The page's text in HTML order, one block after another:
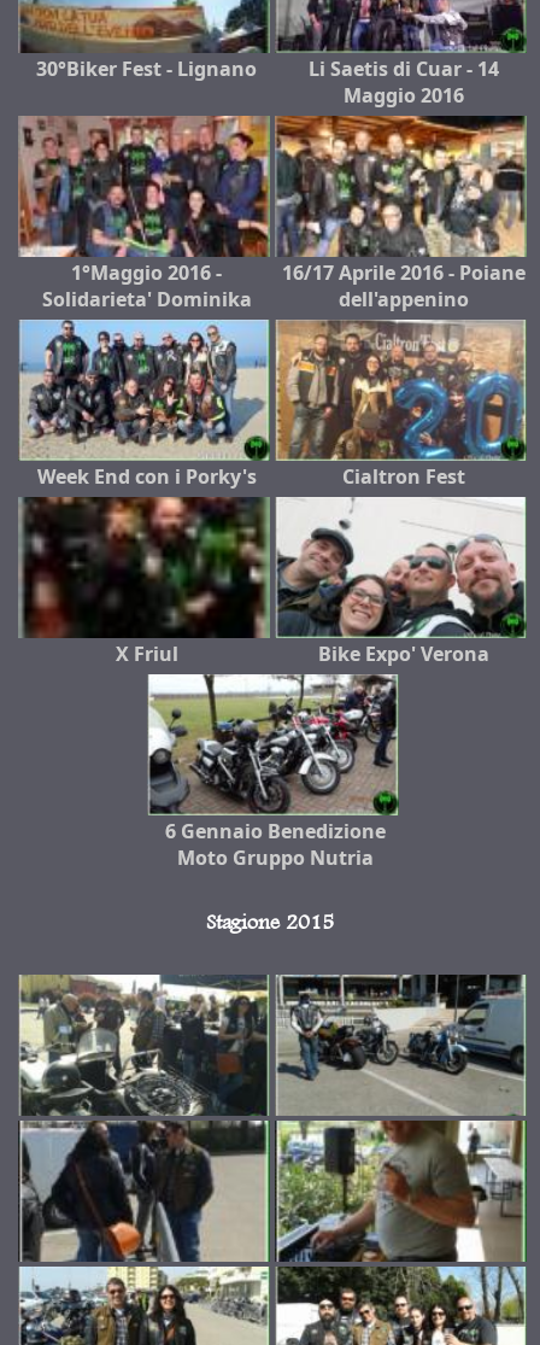
30°Biker Fest - Lignano
Li Saetis di Cuar - 14
Maggio 2016
1°Maggio 2016 -
Solidarieta' Dominika
16/17 Aprile 2016 - Poiane
dell'appenino
Week End con i Porky's Cialtron Fest
X Friul Bike Expo' Verona
6 Gennaio Benedizione
Moto Gruppo Nutria
Stagione 2015